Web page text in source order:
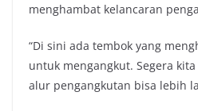
menghambat kelancaran
“Di sini ada tembok yang
untuk mengangkut. Segera
alur pengangkutan bisa lebih